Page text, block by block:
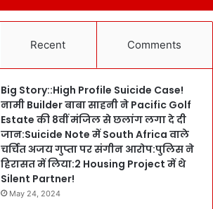
Recent Comments
Big Story::High Profile Suicide Case!
नामी Builder बाबा साहनी ने Pacific Golf
Estate की 8वीं मंजिल से छलांग लगा दे दी
जान:Suicide Note में South Africa वाले
चर्चित अजय गुप्ता पर संगीन आरोप:पुलिस ने
हिरासत में लिया:2 Housing Project में थे
Silent Partner!
May 24, 2024